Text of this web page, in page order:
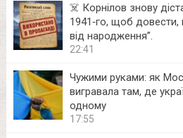
☠️ Корнілов знову
1941‑го, щоб довести,
від народження”.
22:41
Чужими руками: як
вигравала там, де
одному
17:55